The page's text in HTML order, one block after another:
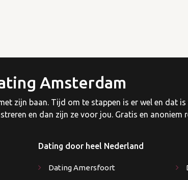
Amsterdam
zijn baan. Tijd om te stappen is er wel en dat
en dan zijn ze voor jou. Gratis en anoniem
Dating door heel Nederland
Dating Amersfoort